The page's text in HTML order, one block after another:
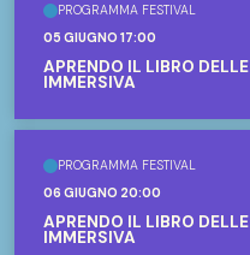
PROGRAMMA FESTIVAL
05 GIUGNO 17:00
APRENDO IL LIBRO
IMMERSIVA
PROGRAMMA FESTIVAL
06 GIUGNO 20:00
APRENDO IL LIBRO
IMMERSIVA